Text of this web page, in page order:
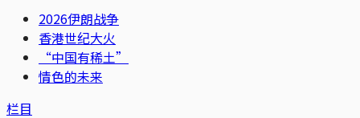
2026伊朗战争
香港世纪大火
“中国有稀土”
情色的未来
栏目